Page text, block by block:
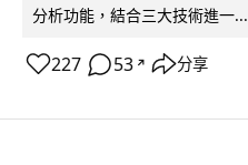
分析功能，結合三大技術進一...
227 53 ↗ 分享